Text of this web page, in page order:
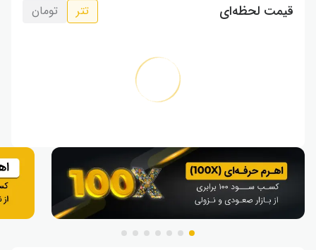
قیمت لحظه‌ای تتر تومان